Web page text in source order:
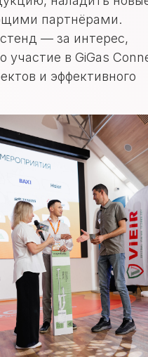
партнёрами.
— за интерес,
в GiGas
и эффективного